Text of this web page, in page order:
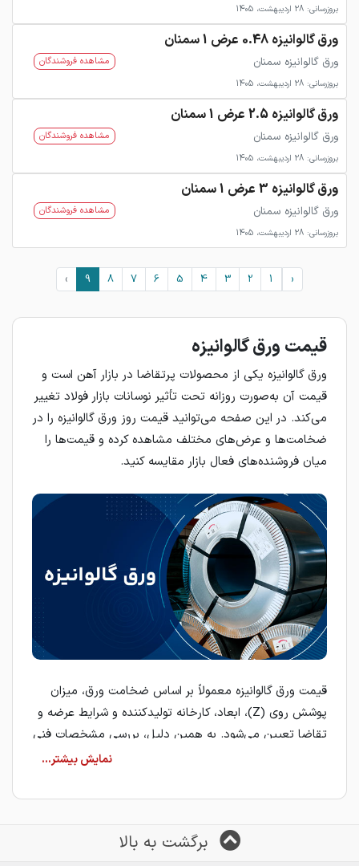
بروزرسانی: 28 اردیبهشت، 1405
ورق گالوانیزه 0.48 عرض 1 سمنان
ورق گالوانیزه سمنان
بروزرسانی: 28 اردیبهشت، 1405
مشاهده فروشندگان
ورق گالوانیزه 2.5 عرض 1 سمنان
ورق گالوانیزه سمنان
بروزرسانی: 28 اردیبهشت، 1405
مشاهده فروشندگان
ورق گالوانیزه 3 عرض 1 سمنان
ورق گالوانیزه سمنان
بروزرسانی: 28 اردیبهشت، 1405
مشاهده فروشندگان
‹
1
2
3
4
5
6
7
8
9
›
قیمت ورق گالوانیزه
ورق گالوانیزه یکی از محصولات پرتقاضا در بازار آهن است و
قیمت آن به‌صورت روزانه تحت تأثیر نوسانات بازار فولاد تغییر
می‌کند. در این صفحه می‌توانید قیمت روز ورق گالوانیزه را در
ضخامت‌ها و عرض‌های مختلف مشاهده کرده و قیمت‌ها را
میان فروشنده‌های فعال بازار مقایسه کنید.
قیمت ورق گالوانیزه معمولاً بر اساس ضخامت ورق، میزان
پوشش روی (Z)، ابعاد، کارخانه تولیدکننده و شرایط عرضه و
تقاضا تعیین می‌شود. به همین دلیل، بررسی مشخصات فنی
هر ورق پیش از انتخاب نهایی اهمیت بالایی دارد.
موارد زیر توجه می‌کنند:
برگشت به بالا